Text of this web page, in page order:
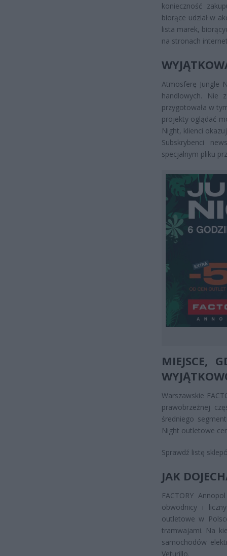
konieczność
biorące udział w
lista marek,
na stronach
Atmosferę Jungle
handlowych. Nie
przygotowała w
projekty oglądać
Night, klienci
Subskrybenci
specjalnym pliku
MIEJSCE,
Warszawskie
prawobrzeżnej
średniego
Night outletowe
Sprawdź listę
JAK
FACTORY
obwodnicy i
outletowe w
tramwajami. Na
samochodów
Veturillo.